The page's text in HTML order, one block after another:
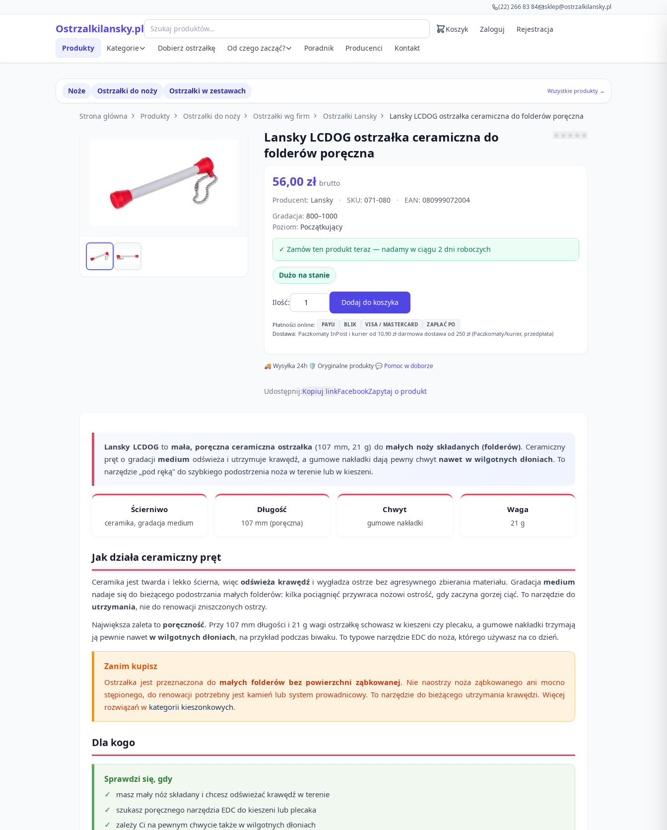
(22) 266 83 84 sklep@ostrzalkilansky.pl
Ostrzalkilansky.pl Koszyk Zaloguj Rejestracja
Produkty Kategorie Dobierz ostrzałkę Od czego zacząć? Poradnik Producenci Kontakt
Noże Ostrzałki do noży Ostrzałki w zestawach Wszystkie produkty →
Strona główna Produkty Ostrzałki do noży Ostrzałki wg firm Ostrzałki Lansky Lansky LCDOG ostrzałka ceramiczna do folderów poręczna
Lansky LCDOG ostrzałka ceramiczna do
folderów poręczna
★★★★★
56,00 zł brutto
Producent: Lansky · SKU: 071-080 · EAN: 080999072004
Gradacja: 800–1000
Poziom: Początkujący
✓ Zamów ten produkt teraz — nadamy w ciągu 2 dni roboczych
Dużo na stanie
Ilość: Dodaj do koszyka
Płatności online: PAYU BLIK VISA / MASTERCARD ZAPŁAĆ PO
Dostawa: Paczkomaty InPost i kurier od 10,90 zł·darmowa dostawa od 250 zł (Paczkomaty/kurier, przedpłata)
🚚 Wysyłka 24h·🛡️ Oryginalne produkty·💬 Pomoc w doborze
Udostępnij:Kopiuj linkFacebookZapytaj o produkt
Lansky LCDOG to mała, poręczna ceramiczna ostrzałka (107 mm, 21 g) do małych noży składanych (folderów). Ceramiczny
pręt o gradacji medium odświeża i utrzymuje krawędź, a gumowe nakładki dają pewny chwyt nawet w wilgotnych dłoniach. To
narzędzie „pod ręką" do szybkiego podostrzenia noża w terenie lub w kieszeni.
Ścierniwo
ceramika, gradacja medium
Długość
107 mm (poręczna)
Chwyt
gumowe nakładki
Waga
21 g
Jak działa ceramiczny pręt
Ceramika jest twarda i lekko ścierna, więcodświeża krawędźi wygładza ostrze bez agresywnego zbierania materiału. Gradacja medium
nadaje się do bieżącego podostrzania małych folderów: kilka pociągnięć przywraca nożowi ostrość, gdy zaczyna gorzej ciąć. To narzędzie do
utrzymania, nie do renowacji zniszczonych ostrzy.
Największa zaleta to poręczność. Przy 107 mm długości i 21 g wagi ostrzałkę schowasz w kieszeni czy plecaku, a gumowe nakładki trzymają
ją pewnie nawet w wilgotnych dłoniach, na przykład podczas biwaku. To typowe narzędzie EDC do noża, którego używasz na co dzień.
Zanim kupisz
Ostrzałka jest przeznaczona do małych folderów bez powierzchni ząbkowanej. Nie naostrzy noża ząbkowanego ani mocno
stępionego, do renowacji potrzebny jest kamień lub system prowadnicowy. To narzędzie do bieżącego utrzymania krawędzi. Więcej
rozwiązań w kategorii kieszonkowych.
Dla kogo
Sprawdzi się, gdy
masz mały nóż składany i chcesz odświeżać krawędź w terenie
szukasz poręcznego narzędzia EDC do kieszeni lub plecaka
zależy Ci na pewnym chwycie także w wilgotnych dłoniach
Szybki podgląd produktu